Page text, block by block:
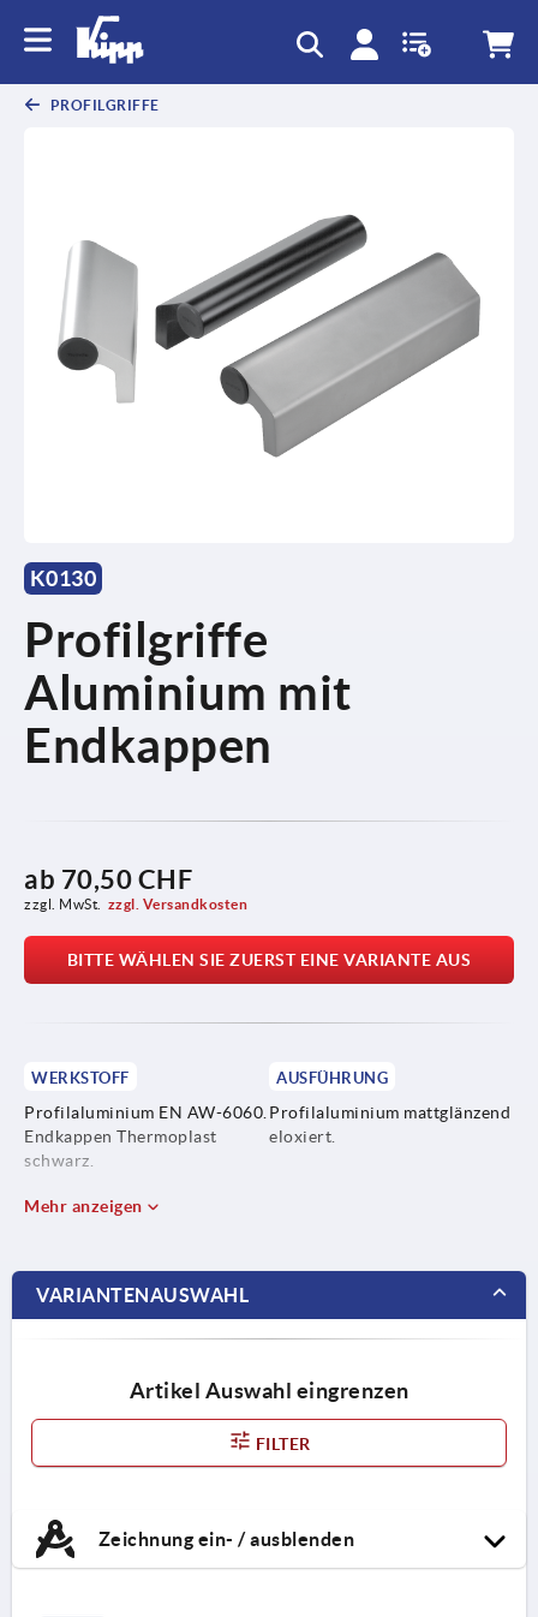
PROFILGRIFFE
K0130
Profilgriffe
Aluminium mit
Endkappen
ab 70,50 CHF
zzgl. MwSt. zzgl. Versandkosten
BITTE WÄHLEN SIE ZUERST EINE VARIANTE AUS
WERKSTOFF
Profilaluminium EN AW-6060.
Endkappen Thermoplast
schwarz.
AUSFÜHRUNG
Profilaluminium mattglänzend
eloxiert.
Mehr anzeigen
VARIANTENAUSWAHL
Artikel Auswahl eingrenzen
FILTER
Zeichnung ein- / ausblenden